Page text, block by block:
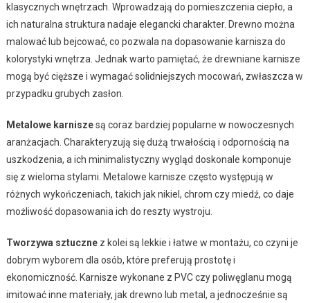
klasycznych wnętrzach. Wprowadzają do pomieszczenia ciepło, a
ich naturalna struktura nadaje elegancki charakter. Drewno można
malować lub bejcować, co pozwala na dopasowanie karnisza do
kolorystyki wnętrza. Jednak warto pamiętać, że drewniane karnisze
mogą być cięższe i wymagać solidniejszych mocowań, zwłaszcza w
przypadku grubych zasłon.
Metalowe karniszesą coraz bardziej popularne w nowoczesnych
aranżacjach. Charakteryzują się dużą trwałością i odpornością na
uszkodzenia, a ich minimalistyczny wygląd doskonale komponuje
się z wieloma stylami. Metalowe karnisze często występują w
różnych wykończeniach, takich jak nikiel, chrom czy miedź, co daje
możliwość dopasowania ich do reszty wystroju.
Tworzywa sztucznez kolei są lekkie i łatwe w montażu, co czyni je
dobrym wyborem dla osób, które preferują prostotę i
ekonomiczność. Karnisze wykonane z PVC czy poliwęglanu mogą
imitować inne materiały, jak drewno lub metal, a jednocześnie są